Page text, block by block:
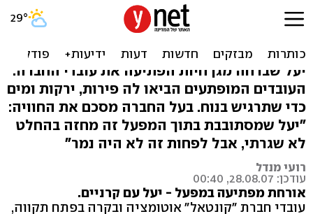
מה עושה יעל במחסן חברה
בפתח-תקווה?
יעל שברחה מגן חיות הפתיעה את עובדי החברה.
העובדים המופתעים הביאו לה פירות, ירקות ומים
כדי שתרגיש בנוח. בעל החברה מסכם את החוויה:
"יעל שמסתובבת בתוך המפעל זה מחזה בהחלט
לא שגרתי, אבל לפחות זה לא היה נמר"
רועי מנדל
עודכן: 28.08.07, 00:40
אורחת מפתיעה במפעל - יעל עם קרניים.
עובדי חברת "קונטאל" אוטומציה ובקרה בפתח תקווה,